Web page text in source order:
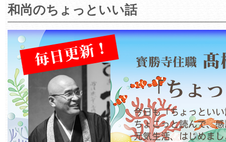
和尚のちょっといい話